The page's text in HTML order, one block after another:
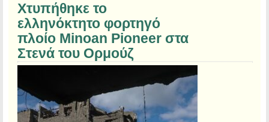
Χτυπήθηκε το
ελληνόκτητο φορτηγό
πλοίο Minoan Pioneer στα
Στενά του Ορμούζ